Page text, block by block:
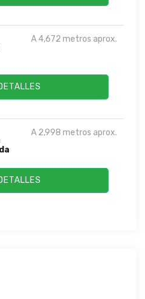
A 4,672 metros aprox.
A 2,998 metros aprox.